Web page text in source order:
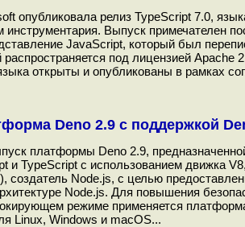
опубликовала релиз TypeScript 7.0,
инструментария. Выпуск примечателен
JavaScript, который был
под лицензией Apache
открыты и опубликованы в рамках
Deno 2.9 c поддержкой
платформы Deno 2.9,
и TypeScript с использованием движка
создатель Node.js, с целью
Node.js. Для повышения
режиме применяется
Linux, Windows и macOS...